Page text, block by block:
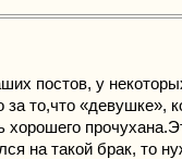
постов, у
за то,что «девушке»,
хорошего
на такой брак, то